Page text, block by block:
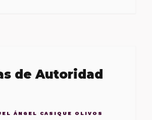
de Autoridad
ÁNGEL CASIQUE OLIVOS